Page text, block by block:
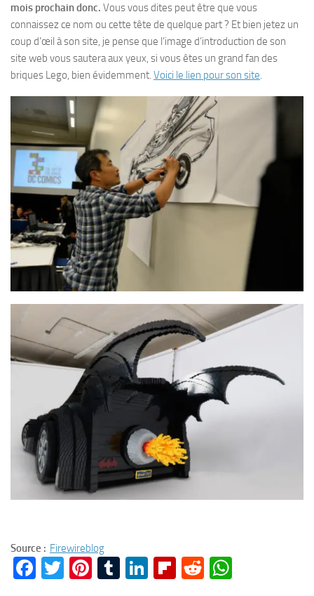
mois prochain donc. Vous vous dites peut être que vous
connaissez ce nom ou cette tête de quelque part ? Et bien jetez un
coup d’œil à son site, je pense que l’image d’introduction de son
site web vous sautera aux yeux, si vous êtes un grand fan des
briques Lego, bien évidemment. Voici le lien pour son site.
Source : Firewireblog
Facebook
Twitter
Pinterest
Tumblr
LinkedIn
Flipboard
Reddit